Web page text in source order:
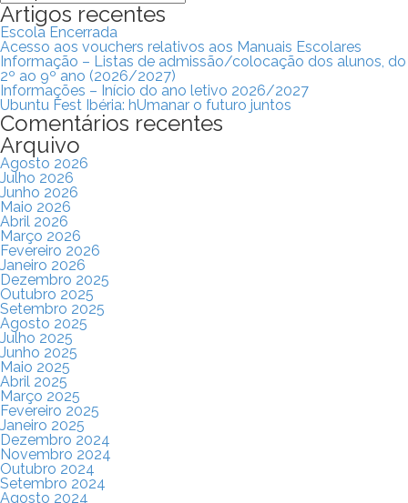
Artigos recentes
Escola Encerrada
Acesso aos vouchers relativos aos Manuais Escolares
Informação – Listas de admissão/colocação dos alunos, do
2º ao 9º ano (2026/2027)
Informações – Início do ano letivo 2026/2027
Ubuntu Fest Ibéria: hUmanar o futuro juntos
Comentários recentes
Arquivo
Agosto 2026
Julho 2026
Junho 2026
Maio 2026
Abril 2026
Março 2026
Fevereiro 2026
Janeiro 2026
Dezembro 2025
Outubro 2025
Setembro 2025
Agosto 2025
Julho 2025
Junho 2025
Maio 2025
Abril 2025
Março 2025
Fevereiro 2025
Janeiro 2025
Dezembro 2024
Novembro 2024
Outubro 2024
Setembro 2024
Agosto 2024